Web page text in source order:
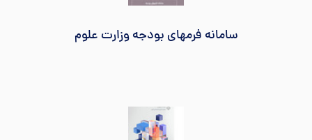
سامانه فرمهای بودجه وزارت علوم